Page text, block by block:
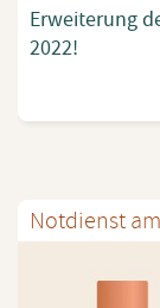
Er­wei­te­rung
2022!
Not­dienst